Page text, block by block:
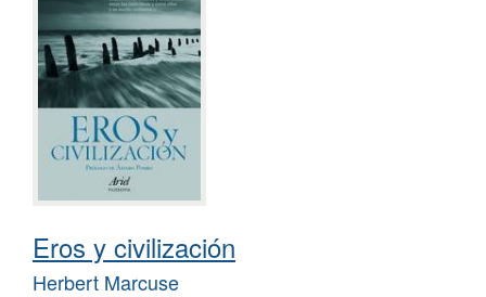
Eros y civilización
Herbert Marcuse